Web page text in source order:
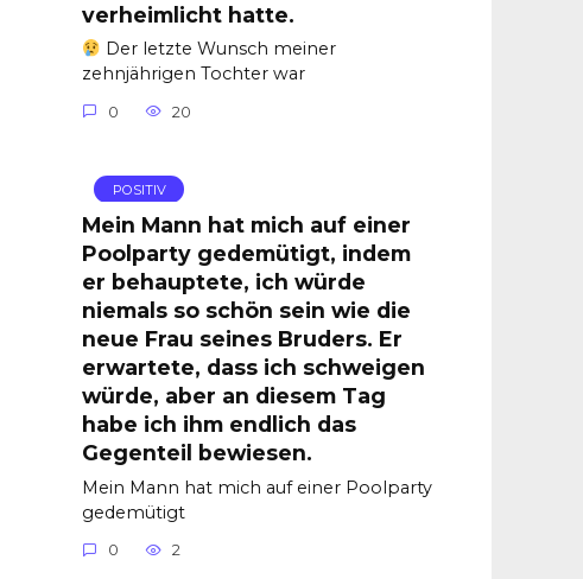
verheimlicht hatte.
Der letzte Wunsch meiner
zehnjährigen Tochter war
0 20
POSITIV
Mein Mann hat mich auf einer
Poolparty gedemütigt, indem
er behauptete, ich würde
niemals so schön sein wie die
neue Frau seines Bruders. Er
erwartete, dass ich schweigen
würde, aber an diesem Tag
habe ich ihm endlich das
Gegenteil bewiesen.
Mein Mann hat mich auf einer Poolparty
gedemütigt
0 2